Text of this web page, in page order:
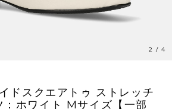
3 /4
ドスクエアトゥ ストレッチ
：ホワイト Mサイズ【一部